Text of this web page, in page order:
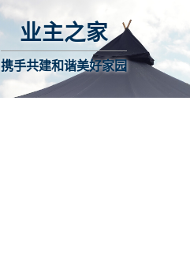
业主之家
携手共建和谐美好家园